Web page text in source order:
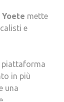
Yoete mette
e
piattaforma
in più
una